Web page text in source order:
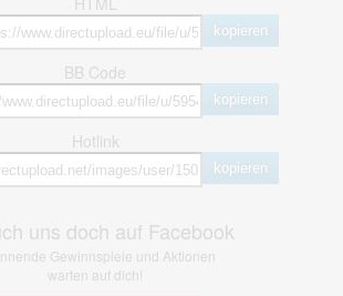
kopieren
BB Code
kopieren
Hotlink
kopieren
uns doch auf Facebook
Gewinnspiele und Aktionen
warten auf dich!